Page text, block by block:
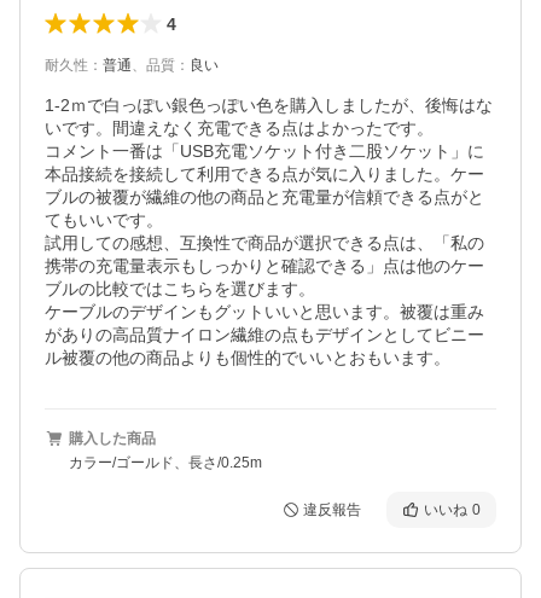
4
耐久性 ： 普通、 品質 ： 良い
1-2ｍで白っぽい銀色っぽい色を購入しましたが、後悔はな
いです。間違えなく充電できる点はよかったです。
コメント一番は「USB充電ソケット付き二股ソケット」に
本品接続を接続して利用できる点が気に入りました。ケー
ブルの被覆が繊維の他の商品と充電量が信頼できる点がと
てもいいです。
試用しての感想、互換性で商品が選択できる点は、「私の
携帯の充電量表示もしっかりと確認できる」点は他のケー
ブルの比較ではこちらを選びます。
ケーブルのデザインもグットいいと思います。被覆は重み
がありの高品質ナイロン繊維の点もデザインとしてビニー
ル被覆の他の商品よりも個性的でいいとおもいます。
購入した商品
カラー/ゴールド、長さ/0.25m
違反報告 いいね 0